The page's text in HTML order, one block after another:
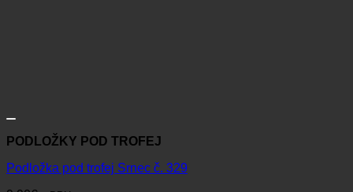
PODLOŽKY POD TROFEJ
Podložka pod trofej Srnec č. 329